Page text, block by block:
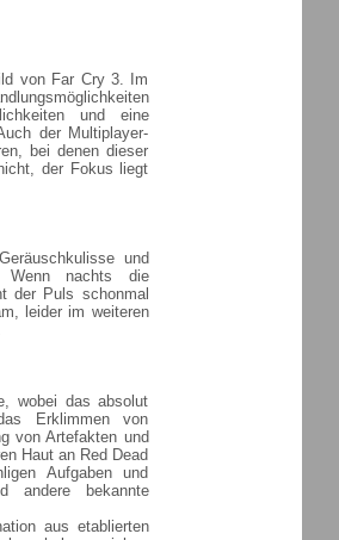
von Far Cry 3. Im
und eine
der Multiplayer-
bei denen dieser
der Fokus liegt
und
Wenn nachts die
der Puls schonmal
leider im weiteren
wobei das absolut
Erklimmen von
von Artefakten und
Haut an Red Dead
Aufgaben und
andere bekannte
aus etablierten